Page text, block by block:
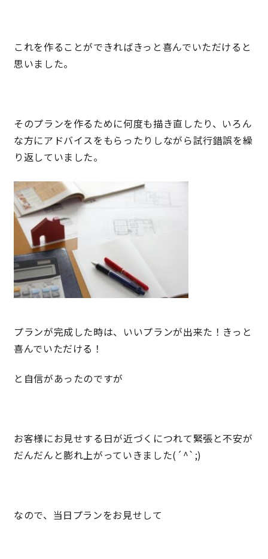
2030年の省エネ基準住宅
快適な室内環境へのこだわり
生涯続く安心のアフターフォロー
ラインナップ
最響の家
Groovin’
Glass Arts
Blue Style
納得リフォームスタジオ nattoku リノベ
施工事例 お客さまの声
これを作ることができればきっと喜んでいただけると
思いました。
そのプランを作るために何度も描き直したり、いろん
な方にアドバイスをもらったりしながら試行錯誤を繰
り返していました。
プランが完成した時は、いいプランが出来た！きっと
喜んでいただける！
と自信があったのですが
お客様にお見せする日が近づくにつれて緊張と不安が
だんだんと膨れ上がっていきました(´^`;)
なので、当日プランをお見せして